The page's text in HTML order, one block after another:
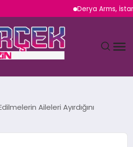
Derya Arms, İstanbul
Aileleri Ayırdığını